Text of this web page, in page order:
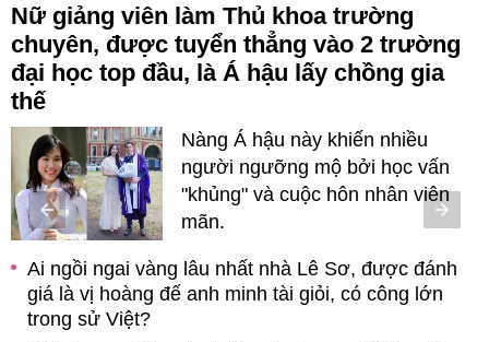
Nữ giảng viên làm Thủ khoa trường
chuyên, được tuyển thẳng vào 2 trường
đại học top đầu, là Á hậu lấy chồng gia
thế
Nàng Á hậu này khiến nhiều
người ngưỡng mộ bởi học vấn
"khủng" và cuộc hôn nhân viên
mãn.
Ai ngồi ngai vàng lâu nhất nhà Lê Sơ, được đánh
giá là vị hoàng đế anh minh tài giỏi, có công lớn
trong sử Việt?